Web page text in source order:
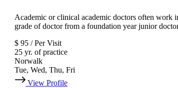
Academic or clinical academic doctors often work
grade of doctor from a foundation year junior
$ 95 / Per Visit
25 yr. of practice
Norwalk
Tue, Wed, Thu, Fri
View Profile